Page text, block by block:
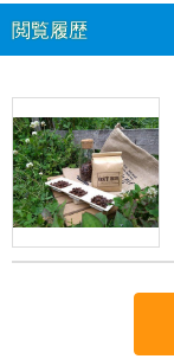
閲覧履歴